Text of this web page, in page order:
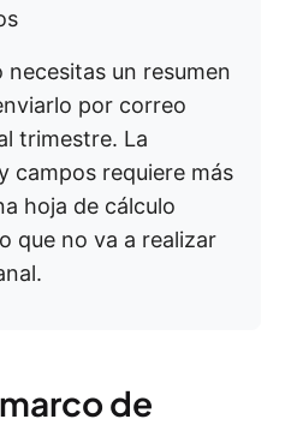
necesitas un resumen
por correo
trimestre. La
campos requiere más
hoja de cálculo
que no va a realizar
de